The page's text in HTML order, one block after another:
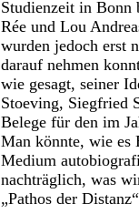
Studienzeit in Bonn
Rée und Lou
wurden jedoch erst
darauf nehmen
wie gesagt, seiner
Stoeving, Siegfried
Belege für den im
Man könnte, wie es
Medium
nachträglich, was
„Pathos der